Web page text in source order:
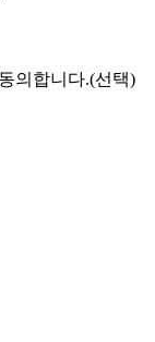
의합니다.(선택)